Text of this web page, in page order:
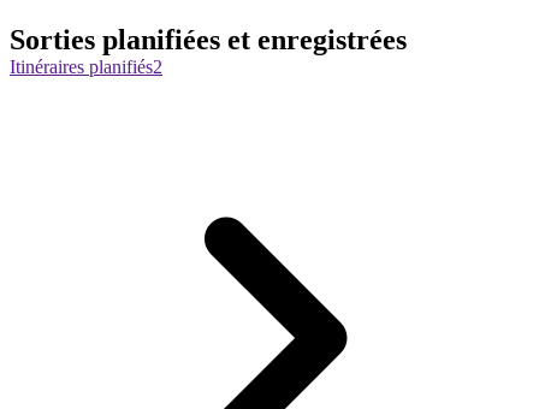
Sorties planifiées et enregistrées
Itinéraires planifiés2